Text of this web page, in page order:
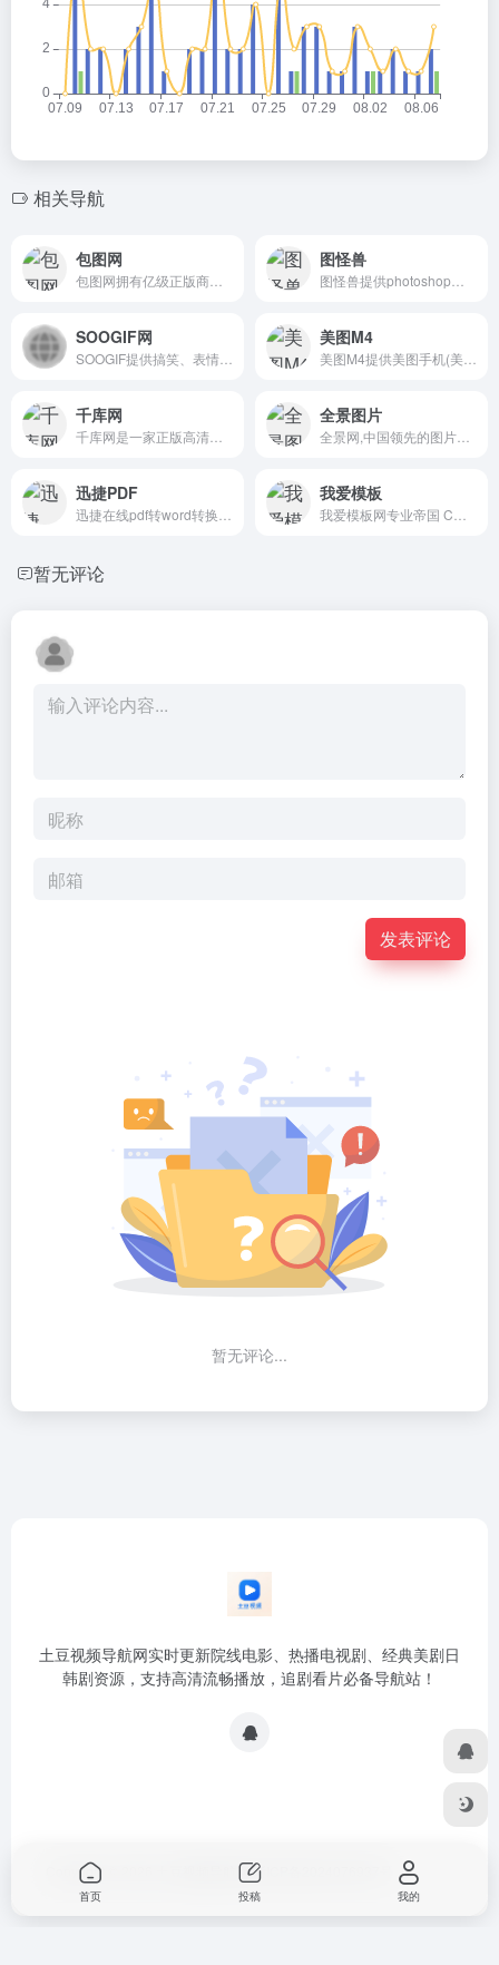
相关导航
包图网 图怪兽
SOOGIF网 美图M4
千库网 全景图片
迅捷PDF 我爱模板
暂无评论
发表评论
暂无评论...
土豆视频导航网实时更新院线电影、热播电视剧、经典美剧日
韩剧资源，支持高清流畅播放，追剧看片必备导航站！
Copyright © 2026 土豆视频导航网浙ICP备2024076937号
首页 投稿 我的